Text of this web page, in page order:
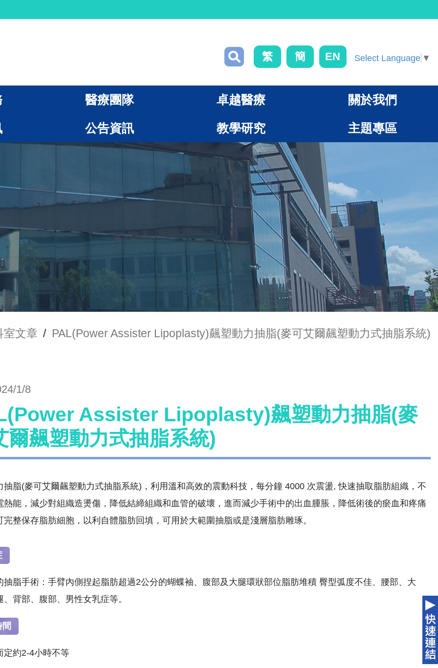
繁 簡 EN Select Language ▼
醫療團隊 卓越醫療 關於我們
公告資訊 教學研究 主題專區
室文章 / PAL(Power Assister Lipoplasty)飆塑動力抽脂(麥可艾爾飆塑動力式抽脂系統)
1/8
Assister Lipoplasty)飆塑動力抽脂(麥
爾飆塑動力式抽脂系統)
抽脂(麥可艾爾飆塑動力式抽脂系統)，利用溫和高效的震動科技，每分鐘 4000 次震盪, 快速抽取脂肪組織，不
熱能，減少對組織造燙傷，降低結締組織和血管的破壞，進而減少手術中的出血腫脹，降低術後的瘀血和疼痛
完整保存脂肪細胞，以利自體脂肪回填，可用於大範圍抽脂或是淺層脂肪雕琢。
抽脂手術：手臂內側捏起脂肪超過2公分的蝴蝶袖、腹部及大腿環狀部位脂肪堆積 臀型弧度不佳、腰部、大
、背部、腹部、男性女乳症等。
間
定約2-4小時不等